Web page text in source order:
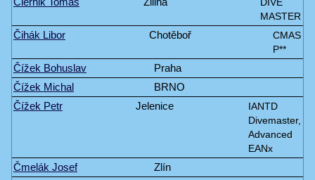
DIVE
MASTER
Čihák Libor Chotěboř
CMAS
P**
Čížek Bohuslav
Praha
Čížek Michal
BRNO
Čížek Petr
Jelenice
IANTD
Divemaster,
Advanced
EANx
Čmelák Josef Zlín